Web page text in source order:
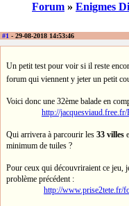
Forum » Enigmes
#1 - 29-08-2018 14:53:46
Un petit test pour voir si il reste
forum qui viennent y jeter un petit
Voici donc une 32ème balade en
http://
Qui arrivera à parcourir les 33 villes
minimum de tuiles ?
Pour ceux qui découvriraient ce jeu,
problème précédent :
http://www.prise2tete.fr/